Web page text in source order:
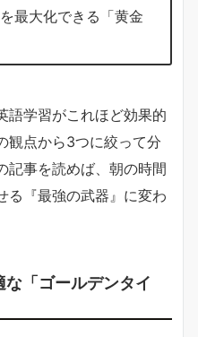
最大化できる「黄金
語学習がこれほど効果的
観点から3つに絞って分
記事を読めば、朝の時間
る『最強の武器』に変わ
な「ゴールデンタイ